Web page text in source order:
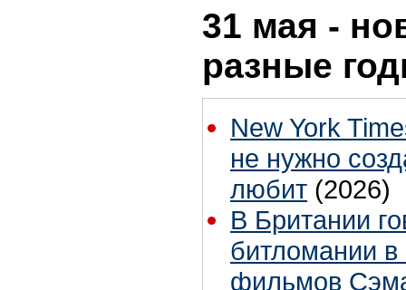
31 мая -
разные
New York
не нужно
любит (2026)
В Британии
битломании
фильмов